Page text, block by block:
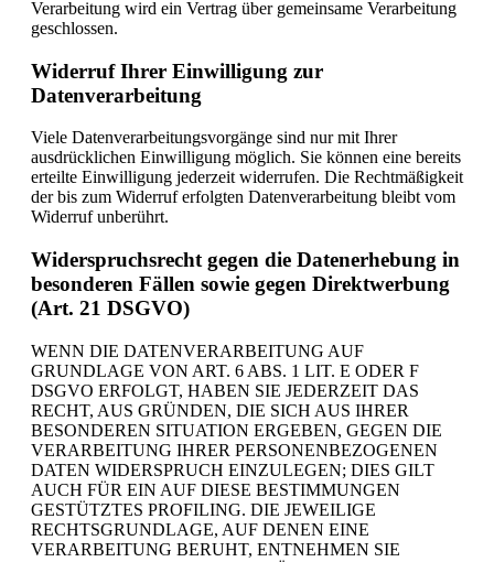
Verarbeitung wird ein Vertrag über gemeinsame Verarbeitung
geschlossen.
Widerruf Ihrer Einwilligung zur
Datenverarbeitung
Viele Datenverarbeitungsvorgänge sind nur mit Ihrer
ausdrücklichen Einwilligung möglich. Sie können eine bereits
erteilte Einwilligung jederzeit widerrufen. Die Rechtmäßigkeit
der bis zum Widerruf erfolgten Datenverarbeitung bleibt vom
Widerruf unberührt.
Widerspruchsrecht gegen die Datenerhebung in
besonderen Fällen sowie gegen Direktwerbung
(Art. 21 DSGVO)
WENN DIE DATENVERARBEITUNG AUF
GRUNDLAGE VON ART. 6 ABS. 1 LIT. E ODER F
DSGVO ERFOLGT, HABEN SIE JEDERZEIT DAS
RECHT, AUS GRÜNDEN, DIE SICH AUS IHRER
BESONDEREN SITUATION ERGEBEN, GEGEN DIE
VERARBEITUNG IHRER PERSONENBEZOGENEN
DATEN WIDERSPRUCH EINZULEGEN; DIES GILT
AUCH FÜR EIN AUF DIESE BESTIMMUNGEN
GESTÜTZTES PROFILING. DIE JEWEILIGE
RECHTSGRUNDLAGE, AUF DENEN EINE
VERARBEITUNG BERUHT, ENTNEHMEN SIE